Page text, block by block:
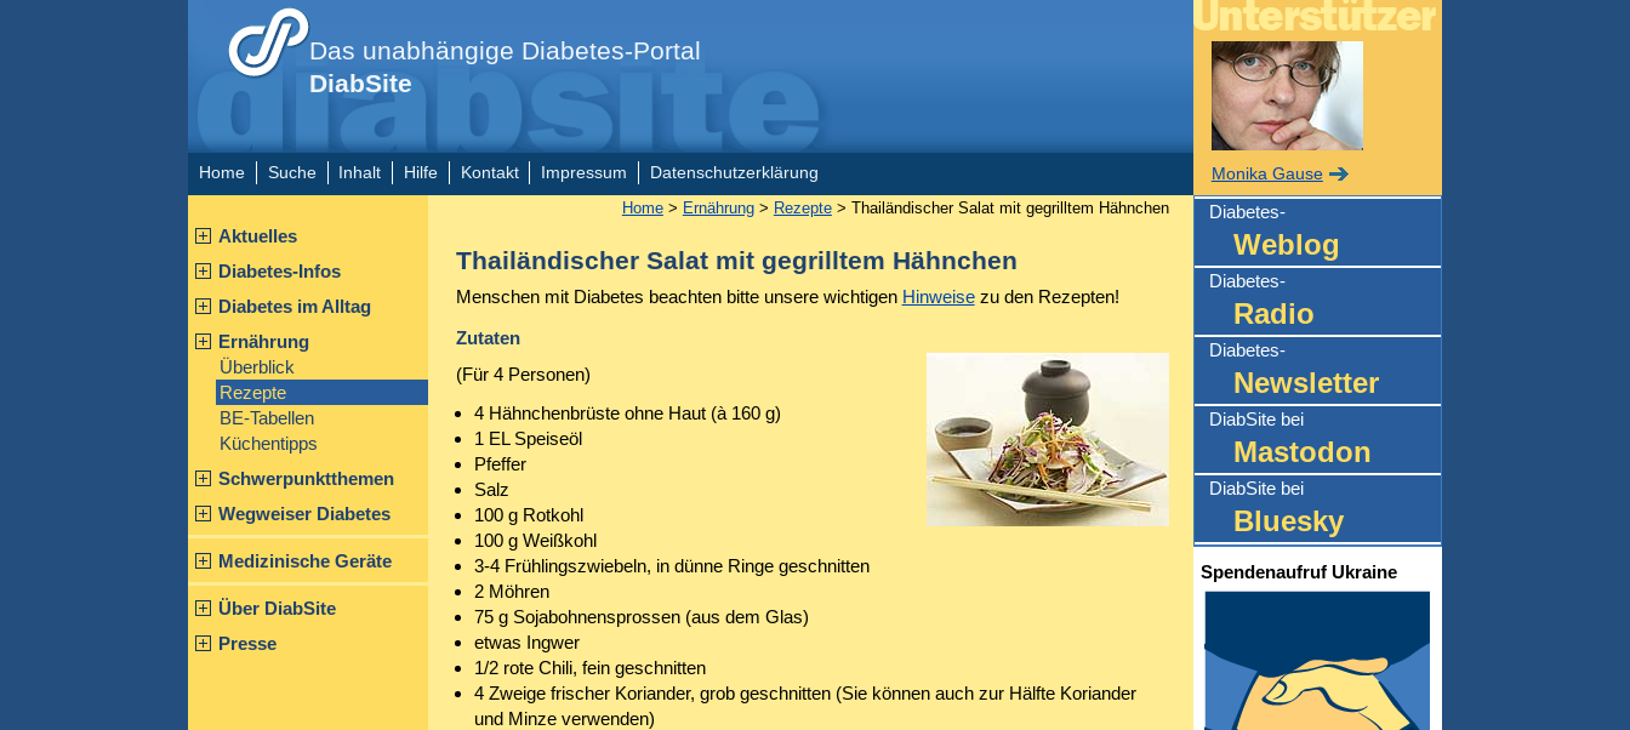
Das unabhängige Diabetes-Portal
DiabSite
Home Suche Inhalt Hilfe Kontakt Impressum Datenschutzerklärung
Aktuelles
Diabetes-Infos
Diabetes im Alltag
Ernährung
Überblick
Rezepte
BE-Tabellen
Küchentipps
Schwerpunktthemen
Wegweiser Diabetes
Medizinische Geräte
Über DiabSite
Presse
Home> Ernährung> Rezepte> Thailändischer Salat mit gegrilltem Hähnchen
Thailändischer Salat mit gegrilltem Hähnchen
Menschen mit Diabetes beachten bitte unsere wichtigen Hinweisezu den Rezepten!
Zutaten
(Für 4 Personen)
4 Hähnchenbrüste ohne Haut (à 160 g)
1 EL Speiseöl
Pfeffer
Salz
100 g Rotkohl
100 g Weißkohl
3-4 Frühlingszwiebeln, in dünne Ringe geschnitten
2 Möhren
75 g Sojabohnensprossen (aus dem Glas)
etwas Ingwer
1/2 rote Chili, fein geschnitten
4 Zweige frischer Koriander, grob geschnitten (Sie können auch zur Hälfte Koriander
und Minze verwenden)
Monika Gause
Diabetes-
Weblog
Diabetes-
Radio
Diabetes-
Newsletter
DiabSite bei
Mastodon
DiabSite bei
Bluesky
Spendenaufruf Ukraine